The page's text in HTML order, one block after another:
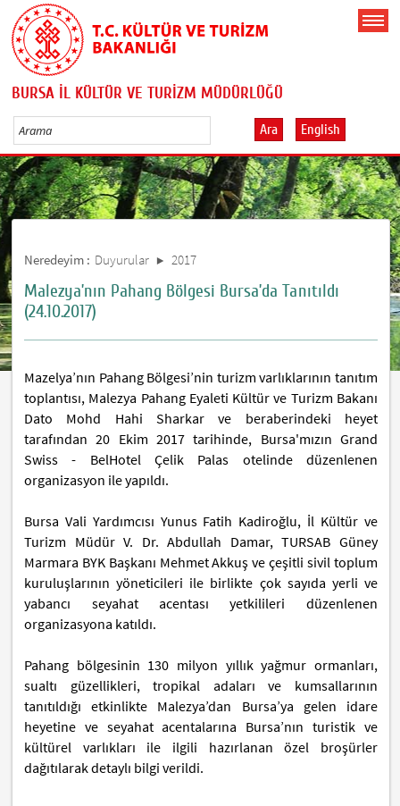
BURSA İL KÜLTÜR VE TURİZM MÜDÜRLÜĞÜ
Ara English
Neredeyim : Duyurular 2017
Malezya’nın Pahang Bölgesi Bursa’da Tanıtıldı
(24.10.2017)
Mazelya’nın Pahang Bölgesi’nin turizm varlıklarının tanıtım
toplantısı, Malezya Pahang Eyaleti Kültür ve Turizm Bakanı
Dato Mohd Hahi Sharkar ve beraberindeki heyet
tarafından 20 Ekim 2017 tarihinde, Bursa'mızın Grand
Swiss - BelHotel Çelik Palas otelinde düzenlenen
organizasyon ile yapıldı.
Bursa Vali Yardımcısı Yunus Fatih Kadiroğlu, İl Kültür ve
Turizm Müdür V. Dr. Abdullah Damar, TURSAB Güney
Marmara BYK Başkanı Mehmet Akkuş ve çeşitli sivil toplum
kuruluşlarının yöneticileri ile birlikte çok sayıda yerli ve
yabancı seyahat acentası yetkilileri düzenlenen
organizasyona katıldı.
Pahang bölgesinin 130 milyon yıllık yağmur ormanları,
sualtı güzellikleri, tropikal adaları ve kumsallarının
tanıtıldığı etkinlikte Malezya’dan Bursa’ya gelen idare
heyetine ve seyahat acentalarına Bursa’nın turistik ve
kültürel varlıkları ile ilgili hazırlanan özel broşürler
dağıtılarak detaylı bilgi verildi.